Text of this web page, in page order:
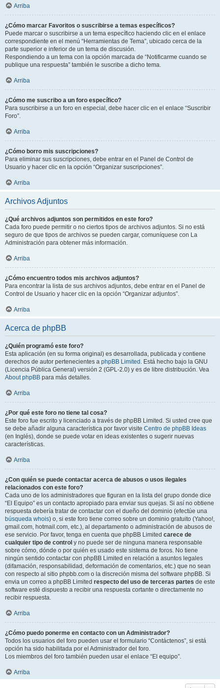
Arriba
¿Cómo marcar Favoritos o suscribirse a temas específicos?
Puede marcar o suscribirse a un tema específico haciendo clic en el enlace
correspondiente en el menú “Herramientas de Tema”, ubicado cerca de la
parte superior e inferior de un tema de discusión.
Respondiendo a un tema con la opción marcada de “Notificarme cuando se
publique una respuesta” también le suscribe a dicho tema.
Arriba
¿Cómo me suscribo a un foro específico?
Para suscribirse a un foro en especial, debe hacer clic en el enlace “Suscribir
Foro”.
Arriba
¿Cómo borro mis suscripciones?
Para eliminar sus suscripciones, debe entrar en el Panel de Control de
Usuario y hacer clic en la opción “Organizar suscripciones”.
Arriba
Archivos Adjuntos
¿Qué archivos adjuntos son permitidos en este foro?
Cada foro puede permitir o no ciertos tipos de archivos adjuntos. Si no está
seguro de que tipos de archivos se pueden cargar, comuníquese con La
Administración para obtener más información.
Arriba
¿Cómo encuentro todos mis archivos adjuntos?
Para encontrar la lista de sus archivos adjuntos, debe entrar en el Panel de
Control de Usuario y hacer clic en la opción “Organizar adjuntos”.
Arriba
Acerca de phpBB
¿Quién programó este foro?
Esta aplicación (en su forma original) es desarrollada, publicada y contiene
derechos de autor pertenecientes a phpBB Limited . Está hecho bajo la GNU
(Licencia Pública General) versión 2 (GPL-2.0) y es de libre distribución. Vea
About phpBB para más detalles.
Arriba
¿Por qué este foro no tiene tal cosa?
Este foro fue escrito y licenciado a través de phpBB Limited. Si usted cree que
se debe añadir alguna característica por favor visite Centro de phpBB Ideas
(en Inglés), donde se puede votar en ideas existentes o sugerir nuevas
características.
Arriba
¿Con quién se puede contactar acerca de abusos o usos ilegales
relacionados con este foro?
Cada uno de los administradores que figuran en la lista del grupo donde dice
“El Equipo” es un contacto apropiado para enviar sus quejas. Si así no obtiene
respuesta debería tratar de contactar con el dueño del dominio (efectúe una
búsqueda whois) o, si este foro tiene correo sobre un dominio gratuito (Yahoo!,
gmail.com, hotmail.com, etc.), al departamento o administración de abusos de
ese servicio. Por favor, tenga en cuenta que phpBB Limited carece de
cualquier tipo de control y no puede ser de ninguna manera responsable
sobre cómo, dónde o por quién es usado este sistema de foros. No tiene
ningún sentido contactar con phpBB Limited en relación a asuntos legales
(difamación, responsabilidad, deformación de comentarios, etc.) que no sean
con respecto al sitio phpbb.com o la discreción misma del software phpBB. Si
envia un correo a phpBB Limited respecto del uso de terceras partes de este
software esté dispuesto a recibir una respuesta cortante o directamente no
recibir respuesta.
Arriba
¿Cómo puedo ponerme en contacto con un Administrador?
Todos los usuarios del foro pueden usar el formulario “Contáctenos”, si está
opción ha sido habilitada por el Administrador del foro.
Los miembros del foro también pueden usar el enlace “El equipo”.
Arriba